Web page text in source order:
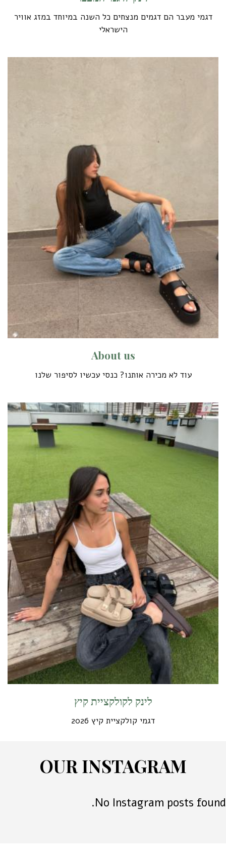
דגמי מעבר הם דגמים מנצחים כל השנה במיוחד במזג אוויר
הישראלי
About us
עוד לא מכירה אותנו? כנסי עכשיו לסיפור שלנו
לינק לקולקציית קיץ
דגמי קולקציית קיץ 2026
OUR INSTAGRAM
No Instagram posts found.